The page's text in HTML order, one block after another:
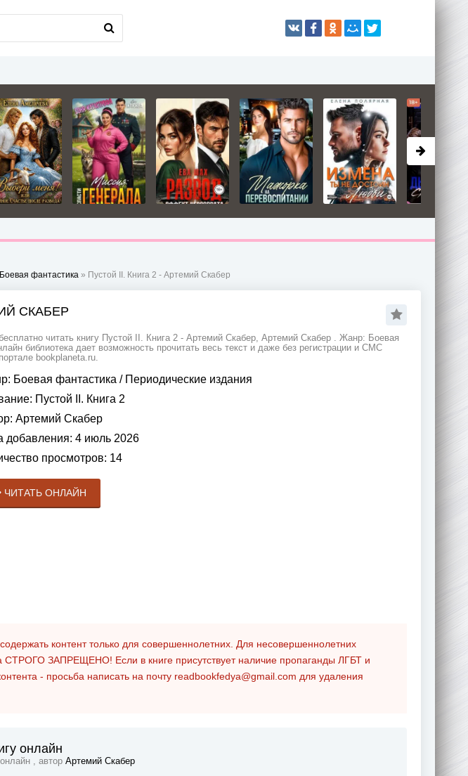
Боевая фантастика » Пустой II. Книга 2 - Артемий Скабер
СКАБЕР
читать книгу Пустой II. Книга 2 - Артемий Скабер, Артемий Скабер . Жанр: Боевая
библиотека дает возможность прочитать весь текст и даже без регистрации и СМС
bookplaneta.ru.
Боевая фантастика / Периодические издания
Пустой II. Книга 2
Артемий Скабер
добавления: 4 июль 2026
просмотров: 14
ЧИТАТЬ ОНЛАЙН
контент только для совершеннолетних. Для несовершеннолетних
СТРОГО ЗАПРЕЩЕНО! Если в книге присутствует наличие пропаганды ЛГБТ и
- просьба написать на почту readbookfedya@gmail.com для удаления
онлайн
, автор Артемий Скабер